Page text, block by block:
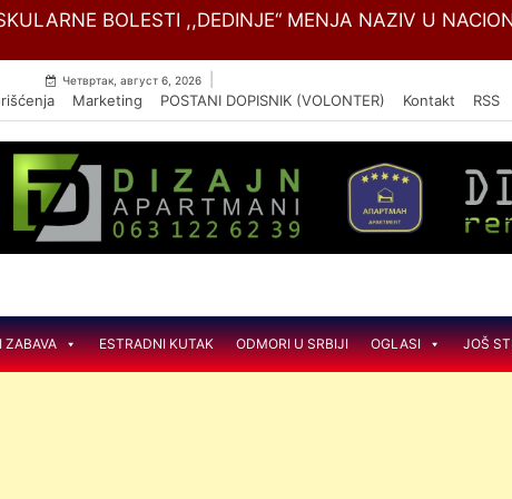
Skip
BOLESTI ,,DEDINJE“ MENJA NAZIV U
Четвртак, август 6, 2026
Marketing POSTANI DOPISNIK (VOLONTER) Kontakt RSS
ZABAVA ESTRADNI KUTAK ODMORI U SRBIJI OGLASI JOŠ